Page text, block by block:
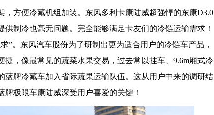
方便冷藏机组加装。东风多利卡康陆威超强悍的东康D3.0
制冷也毫无问题。完全能够满足卡友们的冷链运输需求！
”。东风汽车股份为了研制出更为适合用户的冷链车产品，
，像最常见的蔬菜水果交易，过去常以挂车、9.6m厢式冷
牌冷藏车加入省际蔬果运输队伍。这从用户中来的调研结
极限车康陆威深受用户喜爱的关键！